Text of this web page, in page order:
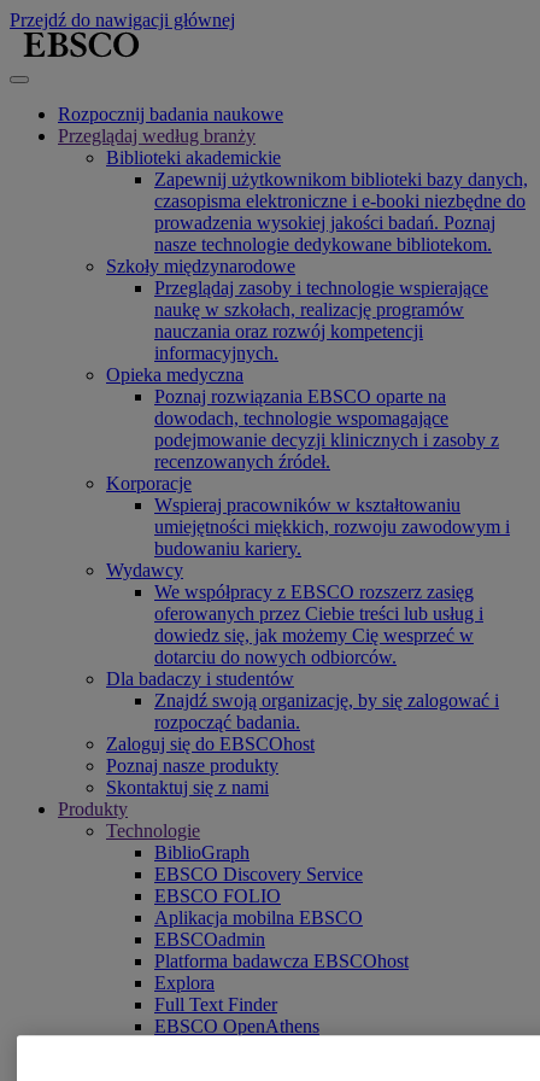
Przejdź do nawigacji głównej
Rozpocznij badania naukowe
Przeglądaj według branży
Biblioteki akademickie
Zapewnij użytkownikom biblioteki bazy danych,
czasopisma elektroniczne i e-booki niezbędne do
prowadzenia wysokiej jakości badań. Poznaj
nasze technologie dedykowane bibliotekom.
Szkoły międzynarodowe
Przeglądaj zasoby i technologie wspierające
naukę w szkołach, realizację programów
nauczania oraz rozwój kompetencji
informacyjnych.
Opieka medyczna
Poznaj rozwiązania EBSCO oparte na
dowodach, technologie wspomagające
podejmowanie decyzji klinicznych i zasoby z
recenzowanych źródeł.
Korporacje
Wspieraj pracowników w kształtowaniu
umiejętności miękkich, rozwoju zawodowym i
budowaniu kariery.
Wydawcy
We współpracy z EBSCO rozszerz zasięg
oferowanych przez Ciebie treści lub usług i
dowiedz się, jak możemy Cię wesprzeć w
dotarciu do nowych odbiorców.
Dla badaczy i studentów
Znajdź swoją organizację, by się zalogować i
rozpocząć badania.
Zaloguj się do EBSCOhost
Poznaj nasze produkty
Skontaktuj się z nami
Produkty
Technologie
BiblioGraph
EBSCO Discovery Service
EBSCO FOLIO
Aplikacja mobilna EBSCO
EBSCOadmin
Platforma badawcza EBSCOhost
Explora
Full Text Finder
EBSCO OpenAthens